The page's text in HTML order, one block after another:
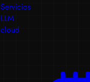
Servicios
LLM
cloud